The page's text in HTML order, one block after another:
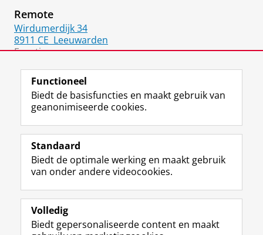
Remote
Wirdumerdijk 34
8911 CE Leeuwarden
Functie:
Volg de RUG
F
a
e
b
o
p
L
i
k
e
I
-
R
S
-
f
e
R
I
n
t
r
m
Y
o
T
e
k
Studiekiezers
Alumni
Over ons
Functioneel
Biedt de basisfuncties en maakt gebruik van
geanonimiseerde cookies.
Standaard
Biedt de optimale werking en maakt gebruik
van onder andere videocookies.
Volledig
Biedt gepersonaliseerde content en maakt